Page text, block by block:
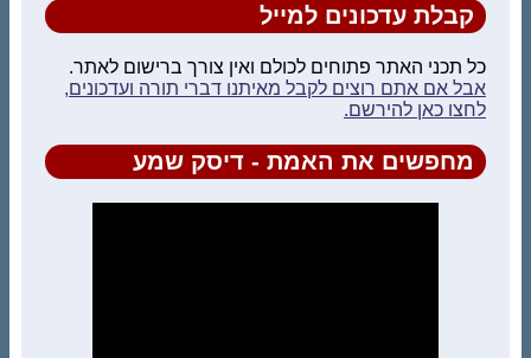
קבלת עדכונים למייל
כל תכני האתר פתוחים לכולם ואין צורך ברישום לאתר.
אבל אם אתם רוצים לקבל מאיתנו דברי תורה ועדכונים,
לחצו כאן להירשם.
מחפשים את האמת - דיסק שמע